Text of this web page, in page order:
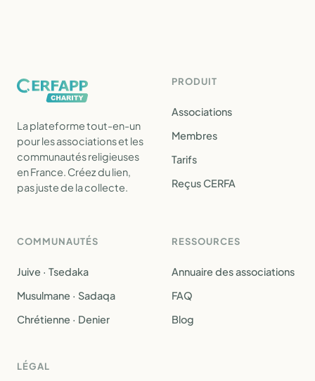
La plateforme tout-en-un
pour les associations et les
communautés religieuses
en France. Créez du lien,
pas juste de la collecte.
PRODUIT
Associations
Membres
Tarifs
Reçus CERFA
COMMUNAUTÉS
Juive · Tsedaka
Musulmane · Sadaqa
Chrétienne · Denier
RESSOURCES
Annuaire des associations
FAQ
Blog
LÉGAL